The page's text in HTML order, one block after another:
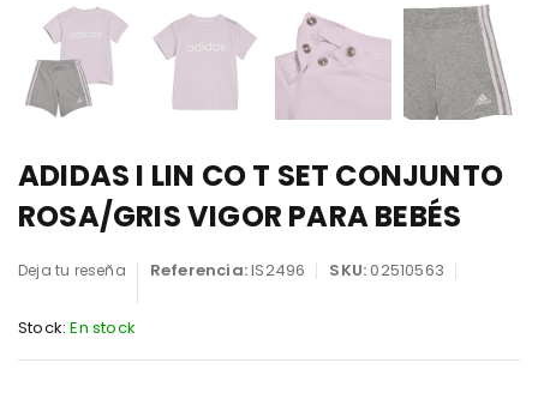
ADIDAS I LIN CO T SET CONJUNTO
ROSA/GRIS VIGOR PARA BEBÉS
Deja tu reseña Referencia:IS2496 SKU:02510563
Stock: En stock